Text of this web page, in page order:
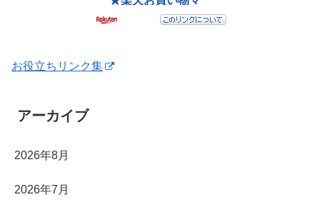
お役立ちリンク集
アーカイブ
2026年8月
2026年7月